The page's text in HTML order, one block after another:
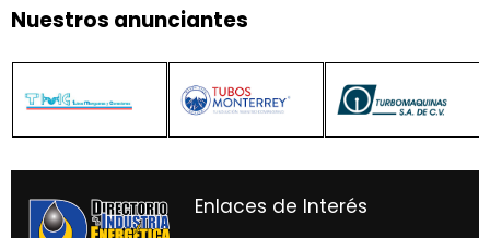
Nuestros anunciantes
Enlaces de Interés